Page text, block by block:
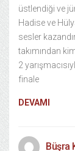
üstlendiği ve
Hadise ve
sesler
takımından
2
finale
DEVAMI
Büşra